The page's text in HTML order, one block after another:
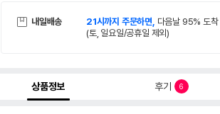
내일배송 21시까지 주문하면, 다음날 95% 도착
(토, 일요일/공휴일 제외)
상품정보 후기 6